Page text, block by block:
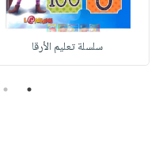
سلسلة تعليم الأرقا
1
2